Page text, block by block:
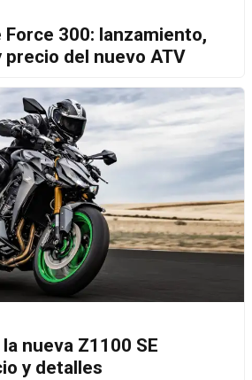
Force 300: lanzamiento,
del nuevo ATV
nueva Z1100 SE
y detalles